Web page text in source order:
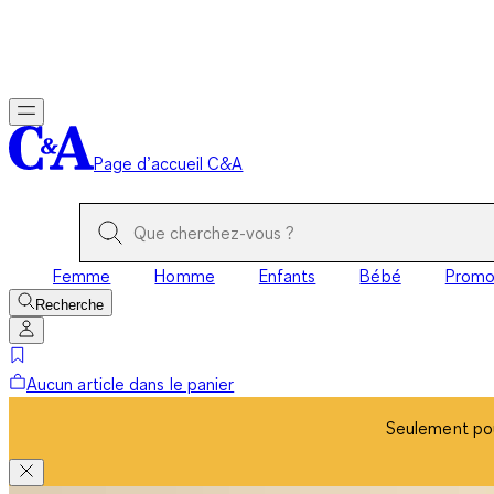
Page d’accueil C&A
Femme Homme Enfants Bébé Promo
Recherche
Aucun article dans le panier
Seulement